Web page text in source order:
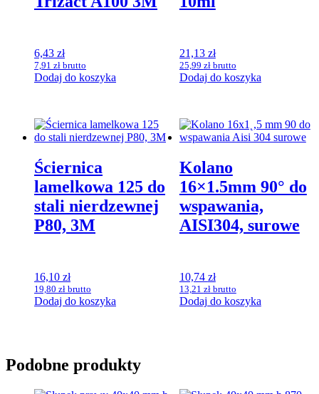
6,43 zł
7,91 zł brutto
Dodaj do koszyka
21,13 zł
25,99 złbrutto
Dodaj do koszyka
Ściernica
lamelkowa 125 do
stali nierdzewnej
P80, 3M
16,10 zł
19,80 zł brutto
Dodaj do koszyka
Kolano
16×1.5mm 90° do
wspawania,
AISI304, surowe
10,74 zł
13,21 złbrutto
Dodaj do koszyka
Podobne produkty